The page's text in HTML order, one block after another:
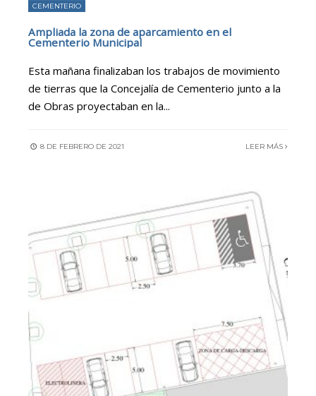
CEMENTERIO
Ampliada la zona de aparcamiento en el
Cementerio Municipal
Esta mañana finalizaban los trabajos de movimiento
de tierras que la Concejalía de Cementerio junto a la
de Obras proyectaban en la...
8 DE FEBRERO DE 2021 LEER MÁS